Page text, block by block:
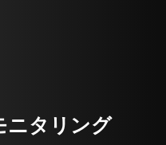
ニタリング